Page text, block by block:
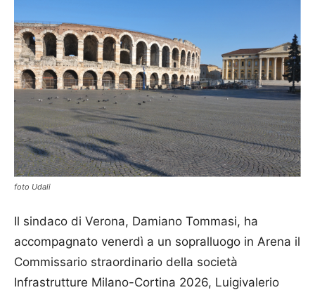
foto Udali
Il sindaco di Verona, Damiano Tommasi, ha
accompagnato venerdì a un sopralluogo in Arena il
Commissario straordinario della società
Infrastrutture Milano-Cortina 2026, Luigivalerio